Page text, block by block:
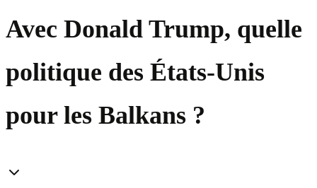
Avec Donald Trump, quelle
politique des États-Unis
pour les Balkans ?